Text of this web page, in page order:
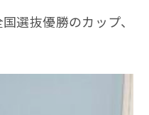
選抜優勝のカップ、